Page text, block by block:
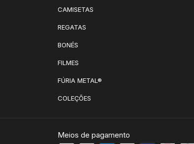
CAMISETAS
REGATAS
BONÉS
FILMES
FÚRIA METAL®
COLEÇÕES
Meios de pagamento